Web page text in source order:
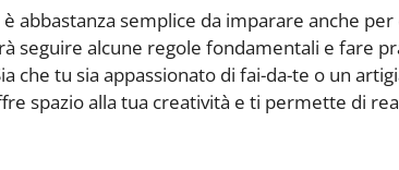
abbastanza semplice da imparare anche per
seguire alcune regole fondamentali e fare
che tu sia appassionato di fai-da-te o un
spazio alla tua creatività e ti permette di